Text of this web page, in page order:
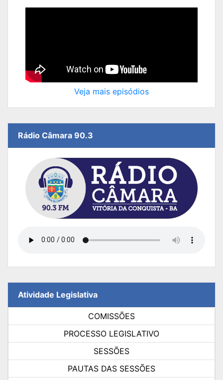
Veja mais episódios
Rádio Câmara 90.3
Atividade Legislativa
COMISSÕES
PROCESSO LEGISLATIVO
SESSÕES
PAUTAS DAS SESSÕES